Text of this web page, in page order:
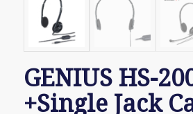
GENIUS HS-
+Single Jack